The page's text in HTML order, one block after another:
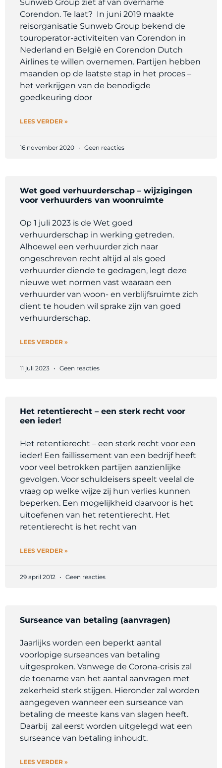
Sunweb Group ziet af van overname
Corendon. Te laat? In juni 2019 maakte
reisorganisatie Sunweb Group bekend de
touroperator-activiteiten van Corendon in
Nederland en België en Corendon Dutch
Airlines te willen overnemen. Partijen hebben
maanden op de laatste stap in het proces –
het verkrijgen van de benodigde
goedkeuring door
LEES VERDER »
16 november 2020 Geen reacties
Wet goed verhuurderschap – wijzigingen
voor verhuurders van woonruimte
Op 1 juli 2023 is de Wet goed
verhuurderschap in werking getreden.
Alhoewel een verhuurder zich naar
ongeschreven recht altijd al als goed
verhuurder diende te gedragen, legt deze
nieuwe wet normen vast waaraan een
verhuurder van woon- en verblijfsruimte zich
dient te houden wil sprake zijn van goed
verhuurderschap.
LEES VERDER »
11 juli 2023 Geen reacties
Het retentierecht – een sterk recht voor
een ieder!
Het retentierecht – een sterk recht voor een
ieder! Een faillissement van een bedrijf heeft
voor veel betrokken partijen aanzienlijke
gevolgen. Voor schuldeisers speelt veelal de
vraag op welke wijze zij hun verlies kunnen
beperken. Een mogelijkheid daarvoor is het
uitoefenen van het retentierecht. Het
retentierecht is het recht van
LEES VERDER »
29 april 2012 Geen reacties
Surseance van betaling (aanvragen)
Jaarlijks worden een beperkt aantal
voorlopige surseances van betaling
uitgesproken. Vanwege de Corona-crisis zal
de toename van het aantal aanvragen met
zekerheid sterk stijgen. Hieronder zal worden
aangegeven wanneer een surseance van
betaling de meeste kans van slagen heeft.
Daarbij zal eerst worden uitgelegd wat een
surseance van betaling inhoudt.
LEES VERDER »